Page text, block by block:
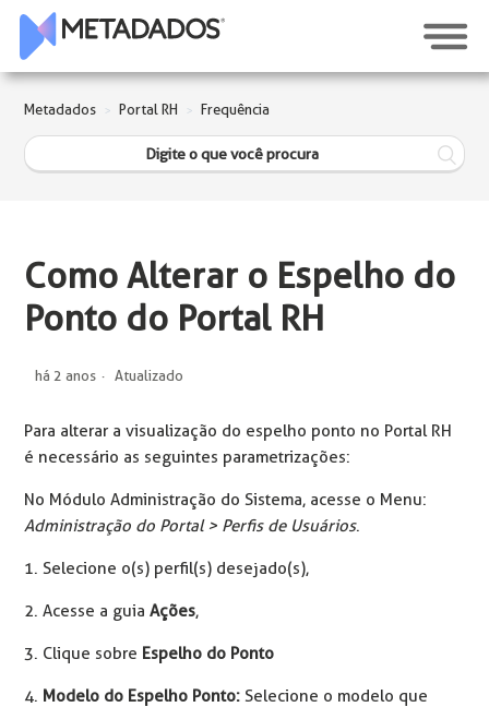
Metadados Portal RH Frequência
Como Alterar o Espelho do
Ponto do Portal RH
há 2 anos Atualizado
Para alterar a visualização do espelho ponto no Portal RH
é necessário as seguintes parametrizações:
No Módulo Administração do Sistema, acesse o Menu:
Administração do Portal > Perfis de Usuários.
1. Selecione o(s) perfil(s) desejado(s),
2. Acesse a guiaAções,
3. Clique sobre Espelho do Ponto
4. Modelo do Espelho Ponto: Selecione o modelo que